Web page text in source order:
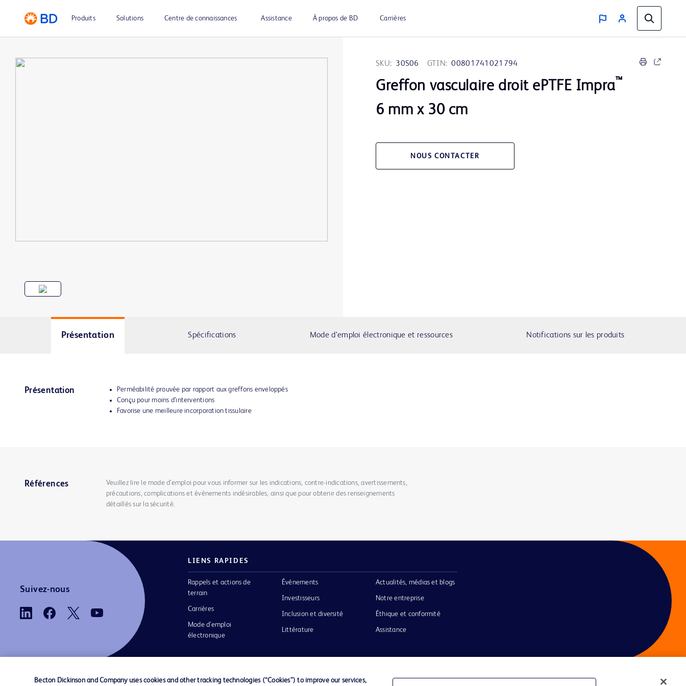
Produits Solutions Centre de connaissances Assistance À propos de BD Carrières
SKU: 30S06 GTIN: 00801741021794
Greffon vasculaire droit ePTFE Impra™
6 mm x 30 cm
NOUS CONTACTER
Présentation Spécifications Mode d’emploi électronique et ressources Notifications sur les produits
Présentation
Perméabilité prouvée par rapport aux greffons enveloppés
Conçu pour moins d’interventions
Favorise une meilleure incorporation tissulaire
Références
Veuillez lire le mode d’emploi pour vous informer sur les indications, contre-indications, avertissements,
précautions, complications et événements indésirables, ainsi que pour obtenir des renseignements
détaillés sur la sécurité.
Suivez-nous
LIENS RAPIDES
Rappels et actions de
terrain
Carrières
Mode d’emploi
électronique
Événements
Investisseurs
Inclusion et diversité
Littérature
Actualités, médias et blogs
Notre entreprise
Éthique et conformité
Assistance
Becton Dickinson and Company uses cookies and other tracking technologies (“Cookies”) to improve our services,